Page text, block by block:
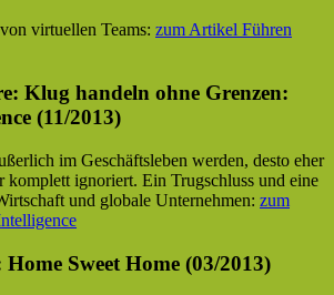
virtuellen Teams: zum Artikel Führen
Klug handeln ohne Grenzen:
(11/2013)
im Geschäftsleben werden, desto eher
ignoriert. Ein Trugschluss und eine
und globale Unternehmen: zum
Home Sweet Home (03/2013)